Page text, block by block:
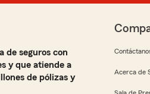
de seguros con
y que atiende a
de pólizas y
Acerca de